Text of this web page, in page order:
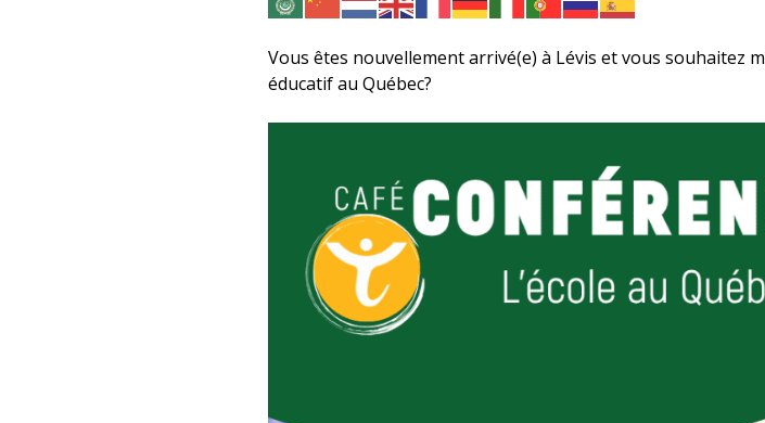
Vous êtes nouvellement arrivé(e) à Lévis et vous souhaitez
éducatif au Québec?